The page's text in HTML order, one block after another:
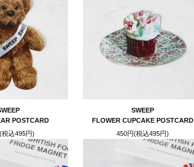
POSTCARD
税込495円)
SWEEP
FLOWER CUPCAKE POSTCARD
450円(税込495円)